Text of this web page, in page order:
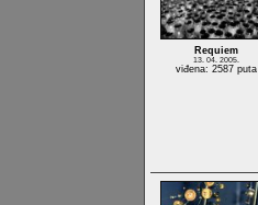
Requiem
13. 04. 2005.
viđena: 2587 puta